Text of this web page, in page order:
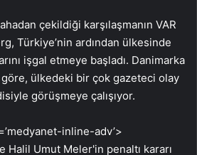
çekildiği karşılaşmanın VAR
Türkiye’nin ardından ülkesinde
işgal etmeye başladı. Danimarka
göre, ülkedeki bir çok gazeteci olay
görüşmeye çalışıyor.
inline-adv’>